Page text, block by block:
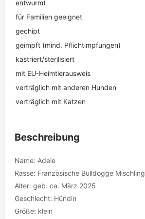
entwurmt
für Familien geeignet
gechipt
geimpft (mind. Pflichtimpfungen)
kastriert/sterilisiert
mit EU-Heimtierausweis
verträglich mit anderen Hunden
verträglich mit Katzen
Beschreibung
Name: Adele
Rasse: Französische Bulldogge Mischling
Alter: geb. ca. März 2025
Geschlecht: Hündin
Größe: klein